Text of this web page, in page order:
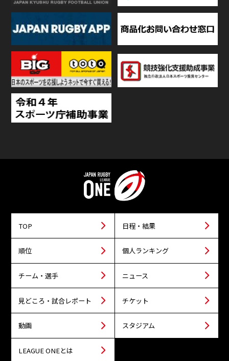
TOP 日程・結果
順位 個人ランキング
チーム・選手 ニュース
見どころ・試合レポート チケット
動画 スタジアム
LEAGUE ONEとは